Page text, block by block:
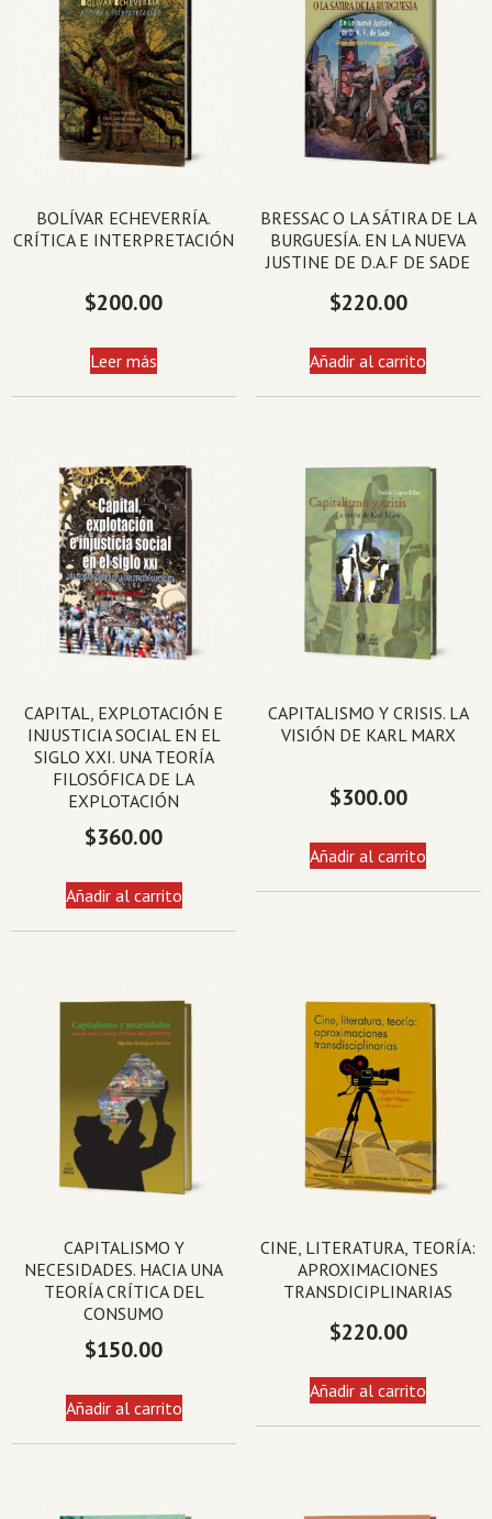
BOLÍVAR ECHEVERRÍA.
CRÍTICA E INTERPRETACIÓN
$200.00
Leer más
BRESSAC O LA SÁTIRA DE LA
BURGUESÍA. EN LA NUEVA
JUSTINE DE D.A.F DE SADE
$220.00
Añadir al carrito
CAPITAL, EXPLOTACIÓN E
INJUSTICIA SOCIAL EN EL
SIGLO XXI. UNA TEORÍA
FILOSÓFICA DE LA
EXPLOTACIÓN
$360.00
Añadir al carrito
CAPITALISMO Y CRISIS. LA
VISIÓN DE KARL MARX
$300.00
Añadir al carrito
CAPITALISMO Y
NECESIDADES. HACIA UNA
TEORÍA CRÍTICA DEL
CONSUMO
$150.00
Añadir al carrito
CINE, LITERATURA, TEORÍA:
APROXIMACIONES
TRANSDICIPLINARIAS
$220.00
Añadir al carrito